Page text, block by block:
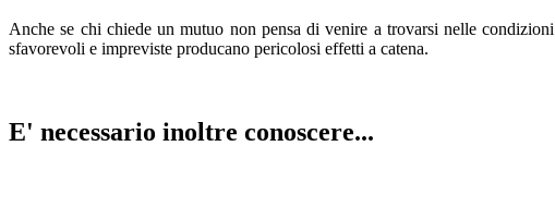
Anche se chi chiede un mutuo non pensa di venire a trovarsi nelle
sfavorevoli e impreviste producano pericolosi effetti a catena.
E' necessario inoltre conoscere...